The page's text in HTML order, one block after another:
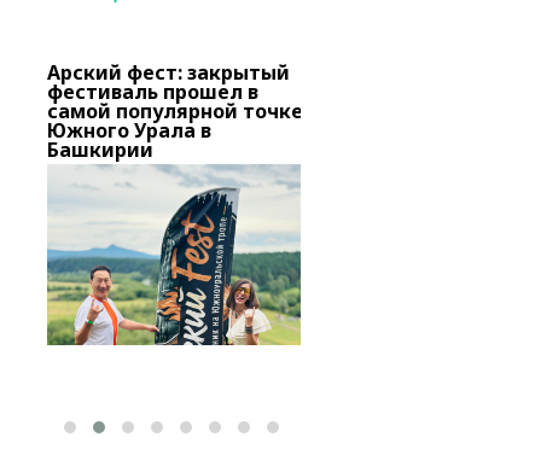
Арский фест: закрытый
фестиваль прошел в
самой популярной точке
Южного Урала в
Башкирии